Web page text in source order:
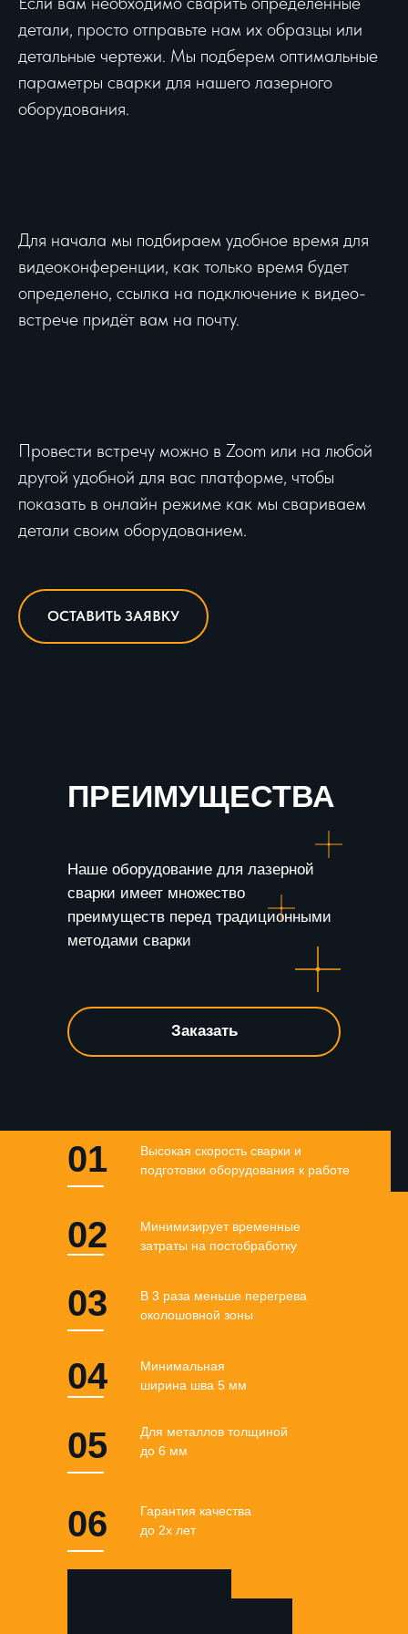
детали, просто отправьте нам их образцы или
детальные чертежи. Мы подберем оптимальные
параметры сварки для нашего лазерного
оборудования.
Для начала мы подбираем удобное время для
видеоконференции, как только время будет
определено, ссылка на подключение к видео-
встрече придёт вам на почту.
Провести встречу можно в Zoom или на любой
другой удобной для вас платформе, чтобы
показать в онлайн режиме как мы свариваем
детали своим оборудованием.
ОСТАВИТЬ ЗАЯВКУ
ПРЕИМУЩЕСТВА
Наше оборудование для лазерной
сварки имеет множество
преимуществ перед традиционными
методами сварки
Минимальная
ширина шва 5 мм
Высокая скорость сварки и
подготовки оборудования к работе
Минимизирует временные
затраты на постобработку
Для металлов толщиной
до 6 мм
В 3 раза меньше перегрева
околошовной зоны
Гарантия качества
до 2х лет
Заказать
01
02
04
05
03
06